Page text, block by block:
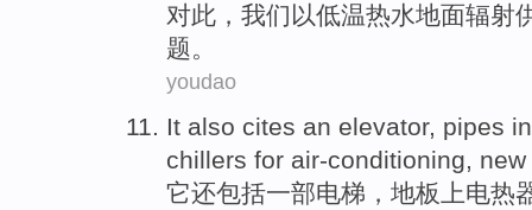
对此 ， 我们 以低温热水地面辐射
题。
youdao
It also cites an elevator, pipes
chillers for air-conditioning, new
它还包括一部电梯， 地板上电热